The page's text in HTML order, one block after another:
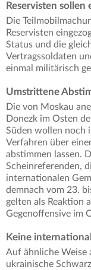
Reservisten
Die
Reservisten
Status und die
Vertragssoldaten
einmal militärisch
Umstrittene
Die von Moskau
Donezk im Osten
Süden wollen noch
Verfahren über
abstimmen lassen.
Scheinreferenden,
internationalen
demnach vom 23.
gelten als Reaktion
Gegenoffensive im
Keine
Auf ähnliche Weise
ukrainische